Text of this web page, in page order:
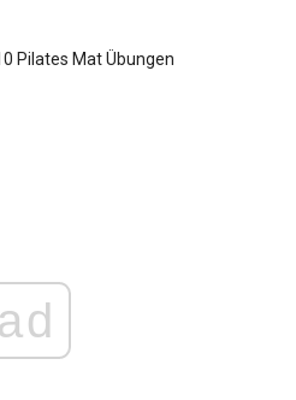
Pilates Mat Übungen
ad